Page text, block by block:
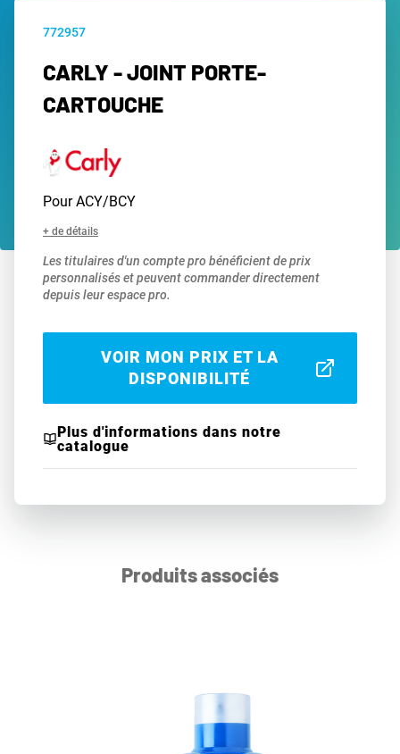
772957
CARLY - JOINT PORTE-
CARTOUCHE
Pour ACY/BCY
+ de détails
Les titulaires d'un compte pro bénéficient de prix
personnalisés et peuvent commander directement
depuis leur espace pro.
VOIR MON PRIX ET LA
DISPONIBILITÉ
Plus d'informations dans notre
catalogue
Produits associés